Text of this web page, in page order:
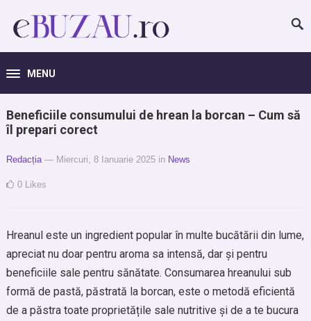
MENU
Beneficiile consumului de hrean la borcan – Cum să
îl prepari corect
Redacția — Miercuri, 8 Ianuarie 2025 in News
0 Likes
Hreanul este un ingredient popular în multe bucătării din lume,
apreciat nu doar pentru aroma sa intensă, dar și pentru
beneficiile sale pentru sănătate. Consumarea hreanului sub
formă de pastă, păstrată la borcan, este o metodă eficientă
de a păstra toate proprietățile sale nutritive și de a te bucura